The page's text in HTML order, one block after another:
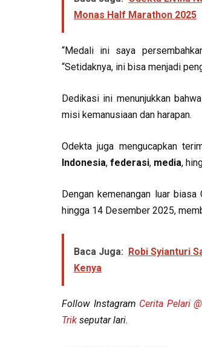
Monas Half Marathon 2025
“Medali ini saya
“Setidaknya, ini bisa menjadi
Dedikasi ini menunjukkan
misi kemanusiaan dan harapan.
Odekta juga mengucapkan
Indonesia, federasi, media,
Dengan kemenangan luar
hingga 14 Desember 2025,
Baca Juga: Robi Syianturi
Kenya
Follow Instagram Cerita Pelari
Trik seputar lari.